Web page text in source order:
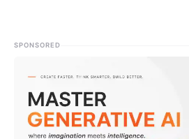
SPONSORED